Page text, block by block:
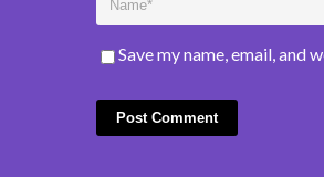
Save my name, email,